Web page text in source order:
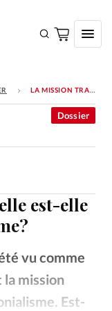
LA MISSION TRANSCULTURELLE EST-ELLE UNE SORTE DE COLONIALISME?
est-elle
vu comme
la mission
Est-
Dossier